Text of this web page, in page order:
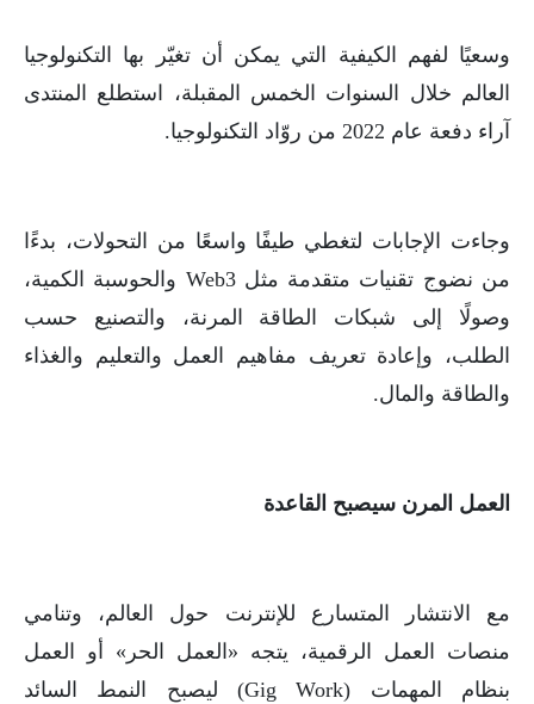
وسعيًا لفهم الكيفية التي يمكن أن تغيّر بها التكنولوجيا
العالم خلال السنوات الخمس المقبلة، استطلع المنتدى
آراء دفعة عام 2022 من روّاد التكنولوجيا.
وجاءت الإجابات لتغطي طيفًا واسعًا من التحولات، بدءًا
من نضوج تقنيات متقدمة مثل Web3 والحوسبة الكمية،
وصولًا إلى شبكات الطاقة المرنة، والتصنيع حسب
الطلب، وإعادة تعريف مفاهيم العمل والتعليم والغذاء
والطاقة والمال.
العمل المرن سيصبح القاعدة
مع الانتشار المتسارع للإنترنت حول العالم، وتنامي
منصات العمل الرقمية، يتجه «العمل الحر» أو العمل
بنظام المهمات (Gig Work) ليصبح النمط السائد